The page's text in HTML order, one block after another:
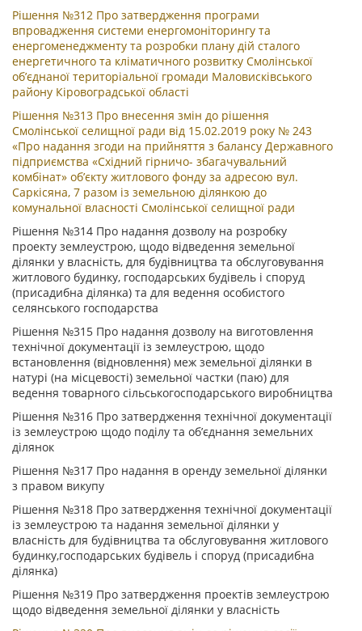
Рішення №312 Про затвердження програми
впровадження системи енергомоніторингу та
енергоменеджменту та розробки плану дій сталого
енергетичного та кліматичного розвитку Смолінської
об’єднаної територіальної громади Маловисківського
району Кіровоградської області
Рішення №313 Про внесення змін до рішення
Смолінської селищної ради від 15.02.2019 року № 243
«Про надання згоди на прийняття з балансу Державного
підприємства «Східний гірничо- збагачувальний
комбінат» об’єкту житлового фонду за адресою вул.
Саркісяна, 7 разом із земельною ділянкою до
комунальної власності Смолінської селищної ради
Рішення №314 Про надання дозволу на розробку
проекту землеустрою, щодо відведення земельної
ділянки у власність, для будівництва та обслуговування
житлового будинку, господарських будівель і споруд
(присадибна ділянка) та для ведення особистого
селянського господарства
Рішення №315 Про надання дозволу на виготовлення
технічної документації із землеустрою, щодо
встановлення (відновлення) меж земельної ділянки в
натурі (на місцевості) земельної частки (паю) для
ведення товарного сільськогосподарського виробництва
Рішення №316 Про затвердження технічної документації
із землеустрою щодо поділу та об’єднання земельних
ділянок
Рішення №317 Про надання в оренду земельної ділянки
з правом викупу
Рішення №318 Про затвердження технічної документації
із землеустрою та надання земельної ділянки у
власність для будівництва та обслуговування житлового
будинку,господарських будівель і споруд (присадибна
ділянка)
Рішення №319 Про затвердження проектів землеустрою
щодо відведення земельної ділянки у власність